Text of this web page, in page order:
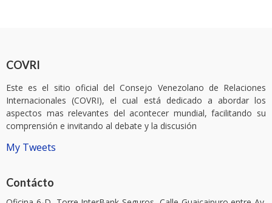
COVRI
Este es el sitio oficial del Consejo Venezolano de Relaciones
Internacionales (COVRI), el cual está dedicado a abordar los
aspectos mas relevantes del acontecer mundial, facilitando su
comprensión e invitando al debate y la discusión
My Tweets
Contácto